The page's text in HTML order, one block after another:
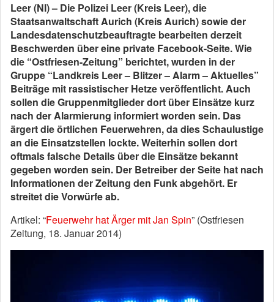
Leer (NI) – Die Polizei Leer (Kreis Leer), die
Staatsanwaltschaft Aurich (Kreis Aurich) sowie der
Landesdatenschutzbeauftragte bearbeiten derzeit
Beschwerden über eine private Facebook-Seite. Wie
die “Ostfriesen-Zeitung” berichtet, wurden in der
Gruppe “Landkreis Leer – Blitzer – Alarm – Aktuelles”
Beiträge mit rassistischer Hetze veröffentlicht. Auch
sollen die Gruppenmitglieder dort über Einsätze kurz
nach der Alarmierung informiert worden sein. Das
ärgert die örtlichen Feuerwehren, da dies Schaulustige
an die Einsatzstellen lockte. Weiterhin sollen dort
oftmals falsche Details über die Einsätze bekannt
gegeben worden sein. Der Betreiber der Seite hat nach
Informationen der Zeitung den Funk abgehört. Er
streitet die Vorwürfe ab.
Artikel: “Feuerwehr hat Ärger mit Jan Spin” (Ostfriesen
Zeitung, 18. Januar 2014)